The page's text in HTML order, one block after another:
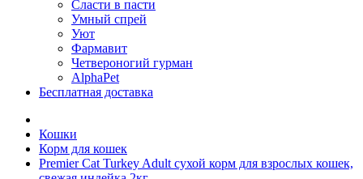
Сласти в пасти
Умный спрей
Уют
Фармавит
Четвероногий гурман
AlphaPet
Бесплатная доставка
Кошки
Корм для кошек
Premier Cat Turkey Adult сухой корм для взрослых кошек,